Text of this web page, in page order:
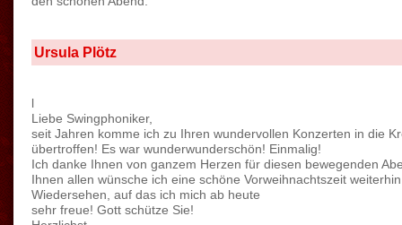
Ursula Plötz
l
Liebe Swingphoniker,
seit Jahren komme ich zu Ihren wundervollen Konzerten in die
übertroffen! Es war wunderwunderschön! Einmalig!
Ich danke Ihnen von ganzem Herzen für diesen bewegenden
Ihnen allen wünsche ich eine schöne Vorweihnachtszeit
Wiedersehen, auf das ich mich ab heute
sehr freue! Gott schütze Sie!